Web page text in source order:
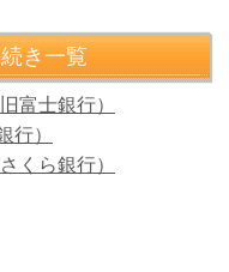
き一覧
富士銀行）
行）
くら銀行）